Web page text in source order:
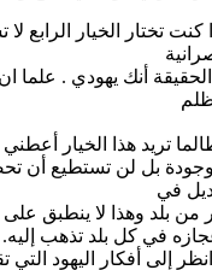
كنت تختار الخيار الرابع
أنك يهودي . علما
تريد هذا الخيار
بل لن تستطيع أن
في
من بلد وهذا لا ينطبق على
في كل بلد تذهب إليه.
إلى أفكار اليهود